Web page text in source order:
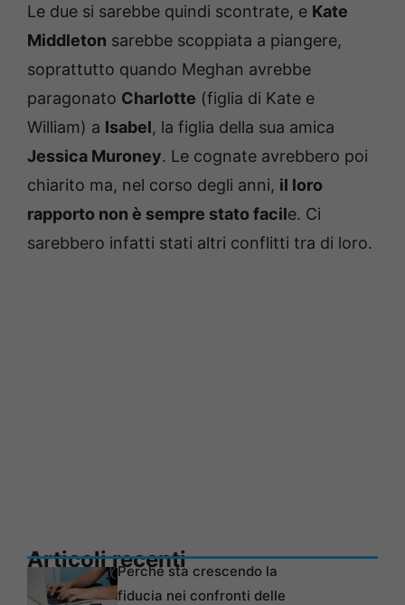
Le due si sarebbe quindi scontrate, e Kate
Middleton sarebbe scoppiata a piangere,
soprattutto quando Meghan avrebbe
paragonato Charlotte (figlia di Kate e
William) a Isabel, la figlia della sua amica
Jessica Muroney. Le cognate avrebbero poi
chiarito ma, nel corso degli anni, il loro
rapporto non è sempre stato facile. Ci
sarebbero infatti stati altri conflitti tra di loro.
Articoli recentiPerché sta crescendo la
fiducia nei confronti delle